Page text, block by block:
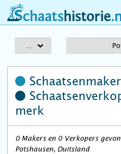
schaatshistorie.nl
merk
0 Makers en 0 Verkopers
Potshausen, Duitsland